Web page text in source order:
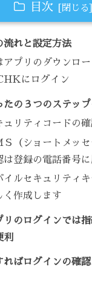
目次
流れと設定方法
アプリのダウンロ
にログイン
たの３つのステッ
リティコードの確
（ショートメッセ
は登録の電話番号に
ルセキュリティ
く作成します
リのログインでは
利
ればログインの確